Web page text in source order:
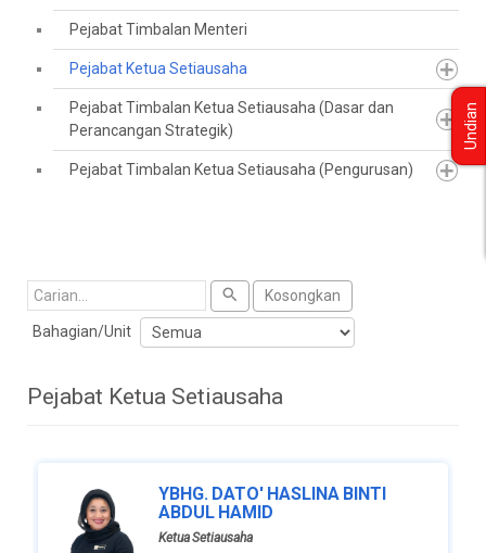
Pejabat Timbalan Menteri
Pejabat Ketua Setiausaha
Pejabat Timbalan Ketua Setiausaha (Dasar dan
Perancangan Strategik)
Pejabat Timbalan Ketua Setiausaha (Pengurusan)
Cari Kosongkan
Bahagian/Unit
Pejabat Ketua Setiausaha
YBHG. DATO' HASLINA BINTI
ABDUL HAMID
Ketua Setiausaha
Undian